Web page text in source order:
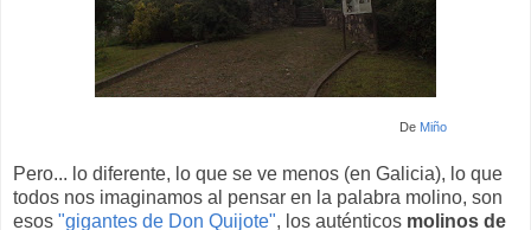
De Miño
Pero... lo diferente, lo que se ve menos (en Galicia), lo que
todos nos imaginamos al pensar en la palabra molino, son
esos "gigantes de Don Quijote", los auténticos molinos de